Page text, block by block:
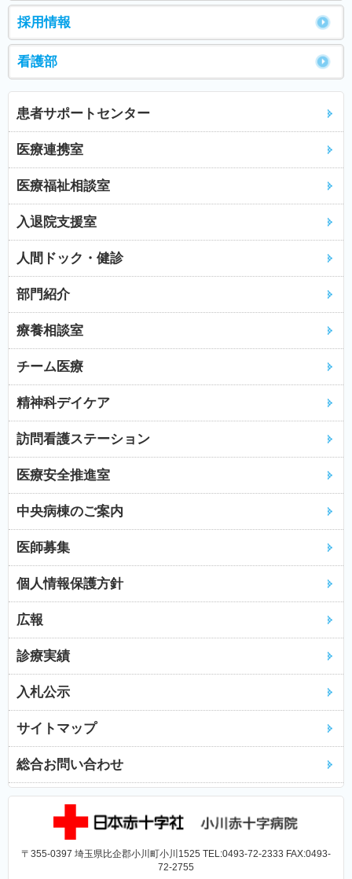
採用情報
看護部
患者サポートセンター
医療連携室
医療福祉相談室
入退院支援室
人間ドック・健診
部門紹介
療養相談室
チーム医療
精神科デイケア
訪問看護ステーション
医療安全推進室
中央病棟のご案内
医師募集
個人情報保護方針
広報
診療実績
入札公示
サイトマップ
総合お問い合わせ
〒355-0397 埼玉県比企郡小川町小川1525 TEL:0493-72-2333 FAX:0493-
72-2755